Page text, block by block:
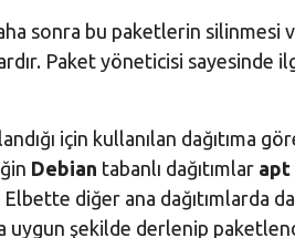
sonra bu paketlerin silinmesi
Paket yöneticisi sayesinde
için kullanılan dağıtıma
Debian tabanlı dağıtımlar apt
Elbette diğer ana
uygun şekilde derlenip